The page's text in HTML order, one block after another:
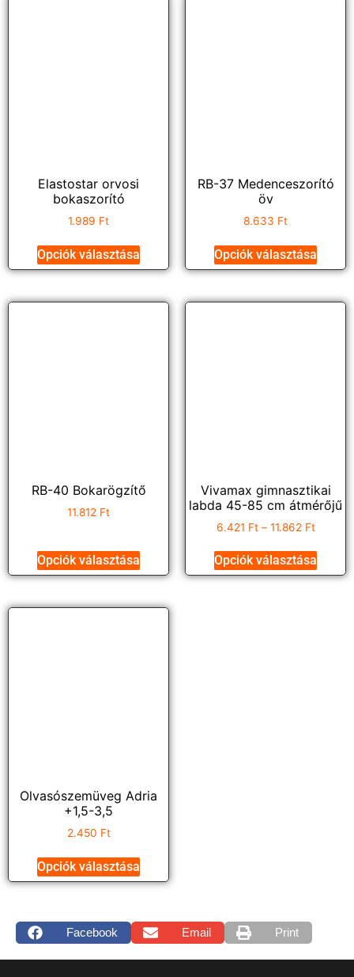
Elastostar orvosi
bokaszorító
1.989 Ft
Opciók választása
RB-37 Medenceszorító
öv
8.633 Ft
Opciók választása
RB-40 Bokarögzítő
11.812 Ft
Opciók választása
Vivamax gimnasztikai
labda 45-85 cm átmérőjű
6.421 Ft – 11.862 Ft
Opciók választása
Olvasószemüveg Adria
+1,5-3,5
2.450 Ft
Opciók választása
Facebook Email Print